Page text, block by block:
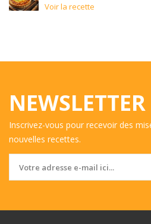
Voir la recette
NEWSLETTER
Inscrivez-vous pour recevoir des
nouvelles recettes.